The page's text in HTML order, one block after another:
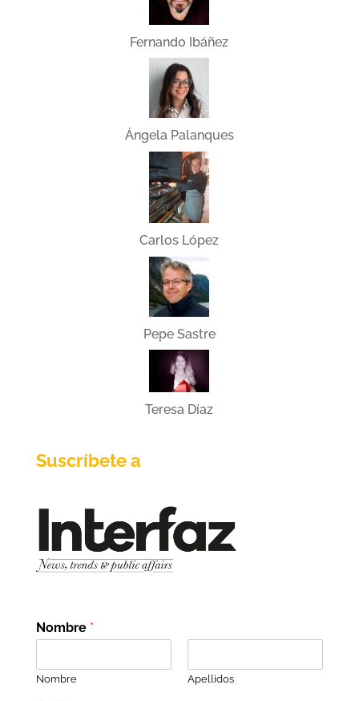
Fernando Ibáñez
Ángela Palanques
Carlos López
Pepe Sastre
Teresa Díaz
Suscríbete a
Nombre *
Nombre Apellidos